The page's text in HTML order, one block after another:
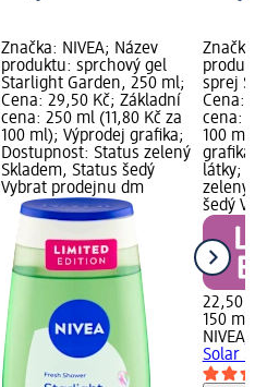
Značka: NIVEA; Název
produktu: sprchový gel
Starlight Garden, 250 ml;
Cena: 29,50 Kč; Základní
cena: 250 ml (11,80 Kč za
100 ml); Výprodej grafika;
Dostupnost: Status zelený
Skladem, Status šedý
Vybrat prodejnu dm
Značka:
sprej
Cena:
cena:
100 ml);
grafika;
látky;
zelený
šedý
22,50 Kč
150 ml
NIVEA
Solar